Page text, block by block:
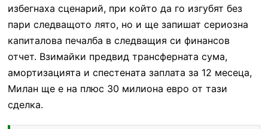
избегнаха сценарий, при който да го изгубят без
пари следващото лято, но и ще запишат сериозна
капиталова печалба в следващия си финансов
отчет. Взимайки предвид трансферната сума,
амортизацията и спестената заплата за 12 месеца,
Милан ще е на плюс 30 милиона евро от тази
сделка.